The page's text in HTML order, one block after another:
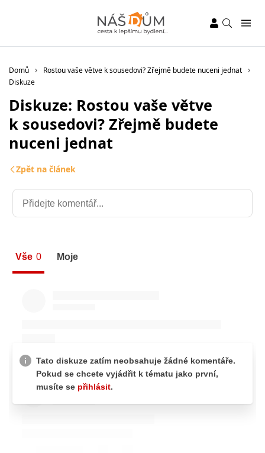
Domů
Rostou vaše větve k sousedovi? Zřejmě budete nuceni jednat
Diskuze
Diskuze: Rostou vaše větve
k sousedovi? Zřejmě budete
nuceni jednat
Zpět na článek